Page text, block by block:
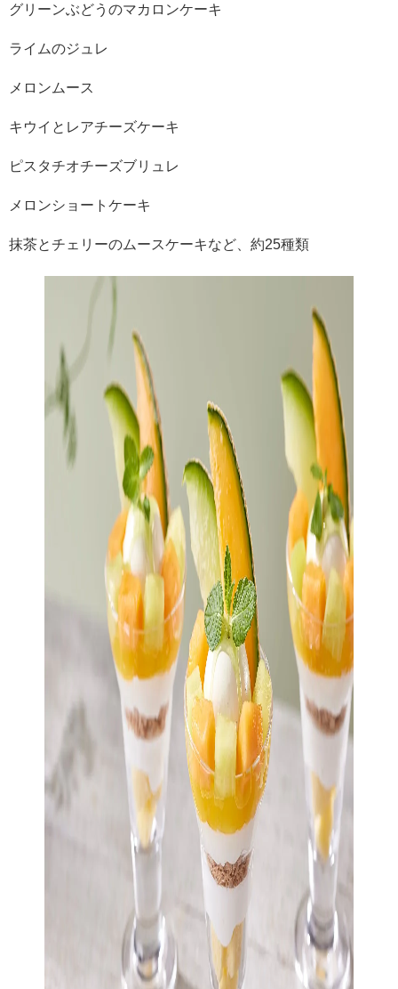
グリーンぶどうのマカロンケーキ
ライムのジュレ
メロンムース
キウイとレアチーズケーキ
ピスタチオチーズブリュレ
メロンショートケーキ
抹茶とチェリーのムースケーキなど、約25種類